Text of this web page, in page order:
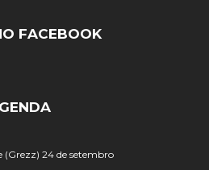
FACEBOOK
(Grezz) 24 de setembro